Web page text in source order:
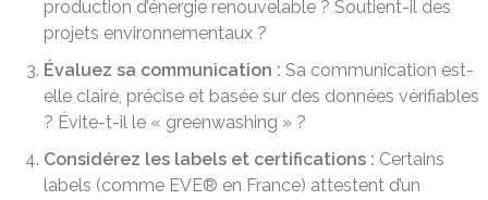
production d’énergie renouvelable ? Soutient-il des
projets environnementaux ?
Évaluez sa communication : Sa communication est-
elle claire, précise et basée sur des données vérifiables
? Évite-t-il le « greenwashing » ?
Considérez les labels et certifications : Certains
labels (comme EVE® en France) attestent d’un